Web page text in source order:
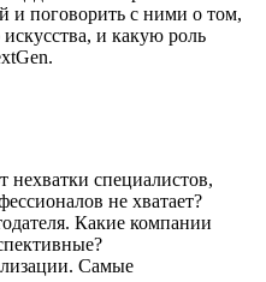
и поговорить с ними о том,
и какую роль
нехватки специалистов,
не хватает?
Какие компании
Самые